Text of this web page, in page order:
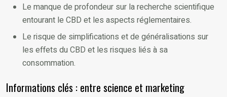
Le manque de profondeur sur la recherche scientifique
entourant le CBD et les aspects réglementaires.
Le risque de simplifications et de généralisations sur
les effets du CBD et les risques liés à sa
consommation.
Informations clés : entre science et marketing